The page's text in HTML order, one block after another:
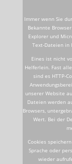
Immer wenn Sie
Bekannte
Explorer und
Text-Dateien in
Eines ist nicht
Helferlein. Fast
sind es HTTP-
unserer Website
Dateien werden
Browsers,
Wert. Bei der
Cookies
Sprache oder
wieder